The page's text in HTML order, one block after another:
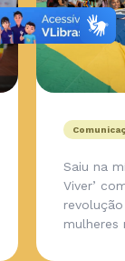
Saiu na
Viver’
mulheres